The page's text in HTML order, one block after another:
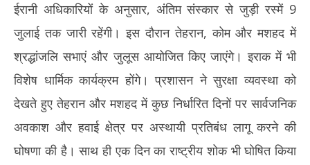
ईरानी अधिकारियों के अनुसार, अंतिम संस्कार से जुड़ी रस्में 9
जुलाई तक जारी रहेंगी। इस दौरान तेहरान, कोम और मशहद में
श्रद्धांजलि सभाएं और जुलूस आयोजित किए जाएंगे। इराक में भी
विशेष धार्मिक कार्यक्रम होंगे। प्रशासन ने सुरक्षा व्यवस्था को
देखते हुए तेहरान और मशहद में कुछ निर्धारित दिनों पर सार्वजनिक
अवकाश और हवाई क्षेत्र पर अस्थायी प्रतिबंध लागू करने की
घोषणा की है। साथ ही एक दिन का राष्ट्रीय शोक भी घोषित किया